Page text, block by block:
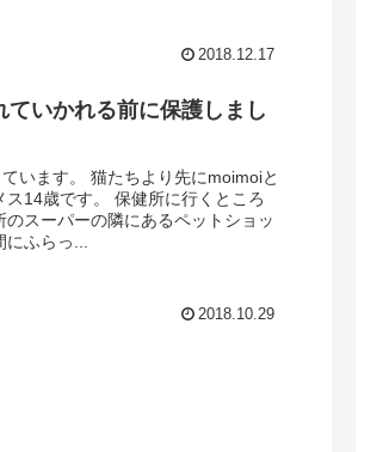
2018.12.17
いかれる前に保護しまし
います。 猫たちより先にmoimoiと
14歳です。 保健所に行くところ
スーパーの隣にあるペットショッ
ふらっ...
2018.10.29